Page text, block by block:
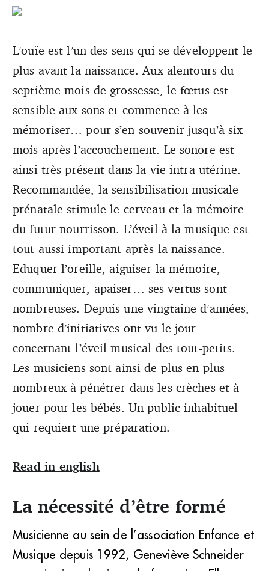
L’ouïe est l’un des sens qui se développent le
plus avant la naissance. Aux alentours du
septième mois de grossesse, le fœtus est
sensible aux sons et commence à les
mémoriser… pour s’en souvenir jusqu’à six
mois après l’accouchement. Le sonore est
ainsi très présent dans la vie intra-utérine.
Recommandée, la sensibilisation musicale
prénatale stimule le cerveau et la mémoire
du futur nourrisson. L’éveil à la musique est
tout aussi important après la naissance.
Eduquer l’oreille, aiguiser la mémoire,
communiquer, apaiser… ses vertus sont
nombreuses. Depuis une vingtaine d’années,
nombre d’initiatives ont vu le jour
concernant l’éveil musical des tout-petits.
Les musiciens sont ainsi de plus en plus
nombreux à pénétrer dans les crèches et à
jouer pour les bébés. Un public inhabituel
qui requiert une préparation.
Read in english
La nécessité d’être formé
Musicienne au sein de l’association Enfance et
Musique depuis 1992, Geneviève Schneider